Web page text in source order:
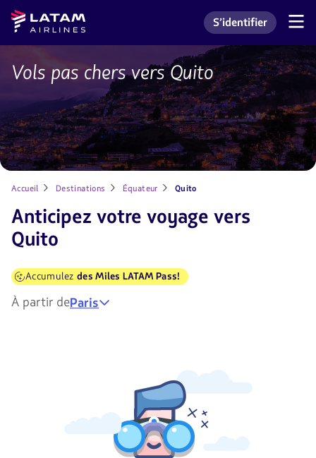
Aller
menu.
Aller au
contenu
principal.
Navigation
sections
utilisateur.
Latam
Airlines
Accéder à mon
S’identifier
Anticipez
votre
Quito
Vols pas chers vers Quito
Accueil Destinations Équateur Quito
Anticipez votre voyage vers
Quito
Accumulezdes Miles LATAM Pass!
À partir deParis